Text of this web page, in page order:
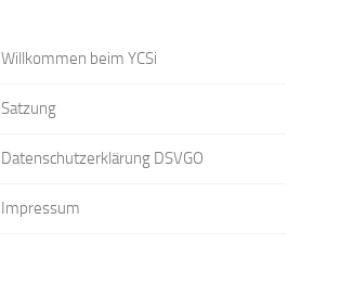
Willkommen beim YCSi
Satzung
Datenschutzerklärung DSVGO
Impressum